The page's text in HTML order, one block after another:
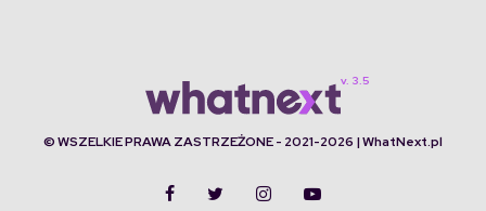
© WSZELKIE PRAWA ZASTRZEŻONE - 2021-2026 | WhatNext.pl